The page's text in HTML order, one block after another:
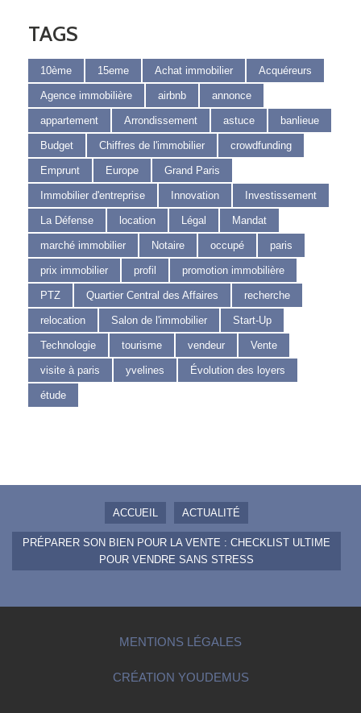
TAGS
10ème 15eme Achat immobilier Acquéreurs
Agence immobilière airbnb annonce
appartement Arrondissement astuce banlieue
Budget Chiffres de l'immobilier crowdfunding
Emprunt Europe Grand Paris
Immobilier d'entreprise Innovation Investissement
La Défense location Légal Mandat
marché immobilier Notaire occupé paris
prix immobilier profil promotion immobilière
PTZ Quartier Central des Affaires recherche
relocation Salon de l'immobilier Start-Up
Technologie tourisme vendeur Vente
visite à paris yvelines Évolution des loyers
étude
ACCUEIL ACTUALITÉ
PRÉPARER SON BIEN POUR LA VENTE : CHECKLIST ULTIME
POUR VENDRE SANS STRESS
MENTIONS LÉGALES
CRÉATION YOUDEMUS